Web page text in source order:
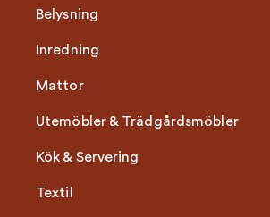
Belysning
Inredning
Mattor
Utemöbler & Trädgårdsmöbler
Kök & Servering
Textil